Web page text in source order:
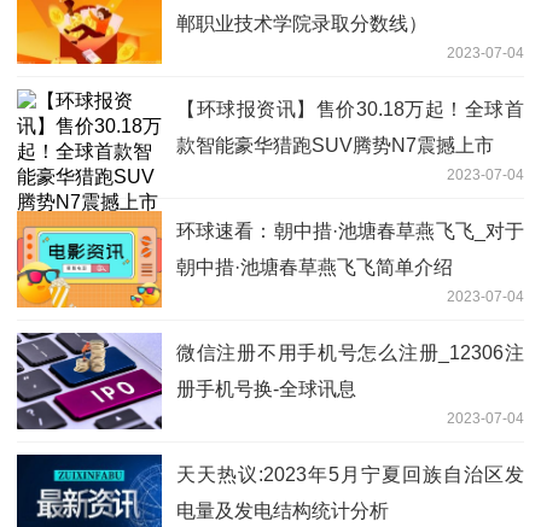
郸职业技术学院录取分数线）
2023-07-04
【环球报资讯】售价30.18万起！全球首
款智能豪华猎跑SUV腾势N7震撼上市
2023-07-04
环球速看：朝中措·池塘春草燕飞飞_对于
朝中措·池塘春草燕飞飞简单介绍
2023-07-04
微信注册不用手机号怎么注册_12306注
册手机号换-全球讯息
2023-07-04
天天热议:2023年5月宁夏回族自治区发
电量及发电结构统计分析